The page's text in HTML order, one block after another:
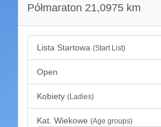
Półmaraton 21,0975 km
Lista Startowa (Start List)
Open
Kobiety (Ladies)
Kat. Wiekowe (Age groups)